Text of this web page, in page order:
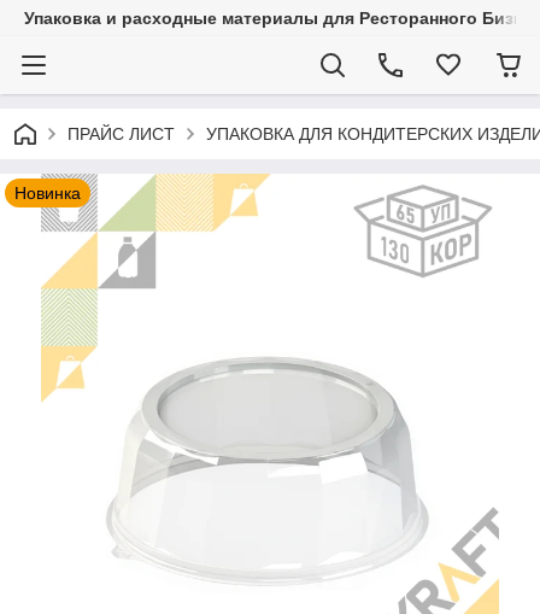
Упаковка и расходные материалы для Ресторанного
ПРАЙС ЛИСТ УПАКОВКА ДЛЯ КОНДИТЕРСКИХ
Новинка